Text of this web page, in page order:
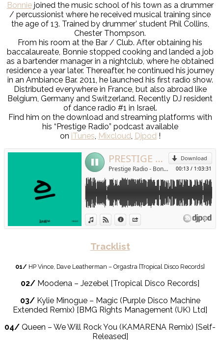
Bonniejoined the music school of his town as a drummer
/ percussionist where he received musical training since
the age of 13. Trained by drummer’ student Phil Collins,
Chester Thompson.
From his room at the Bar / Club. After obtaining his
baccalaureate, Bonnie stopped cooking and landed a job
as a bartender manager in a nightclub, where he obtained
residence a year later. Thereafter, he continued his journey
in an Ambiance Bar. 2011, he launched his first radio show.
Distributed everywhere in France, but also abroad like
Belgium, Germany and Switzerland. Recently DJ resident
of dance radio #1 in Israel.
Find him on the download and streaming platforms with
his “Prestige Radio” podcast available
on iTunes, Mixcloud, Djpod!
Tracklist
01/ HP Vince, Dave Leatherman – Orgastra [Tropical Disco Records]
02/ Moodena – Jezebel [Tropical Disco Records]
03/Kylie Minogue – Magic (Purple Disco Machine
Extended Remix) [BMG Rights Management (UK) Ltd]
04/ Queen – We Will Rock You (KAMARENA Remix) [Self-
Released]